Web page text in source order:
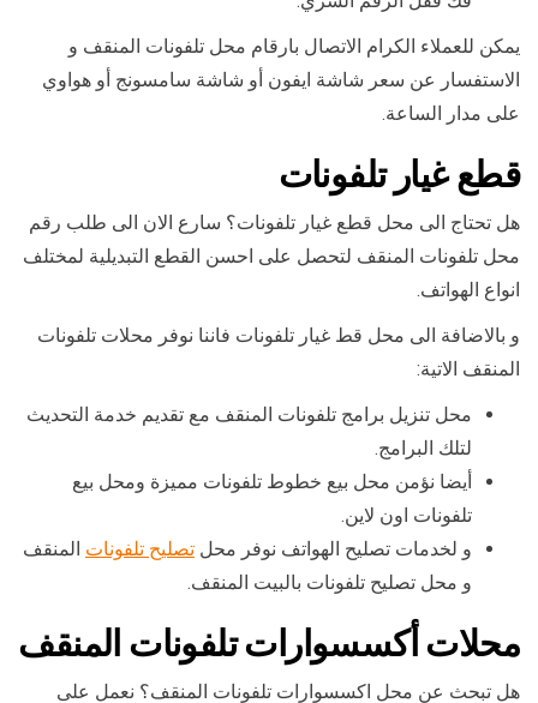
يمكن للعملاء الكرام الاتصال بارقام محل تلفونات المنقف و
الاستفسار عن سعر شاشة ايفون أو شاشة سامسونج أو هواوي
على مدار الساعة.
قطع غيار تلفونات
هل تحتاج الى محل قطع غيار تلفونات؟ سارع الان الى طلب رقم
محل تلفونات المنقف لتحصل على احسن القطع التبديلية لمختلف
انواع الهواتف.
و بالاضافة الى محل قط غيار تلفونات فاننا نوفر محلات تلفونات
المنقف الاتية:
محل تنزيل برامج تلفونات المنقف مع تقديم خدمة التحديث
لتلك البرامج.
أيضا نؤمن محل بيع خطوط تلفونات مميزة ومحل بيع
تلفونات اون لاين.
و لخدمات تصليح الهواتف نوفر محل تصليح تلفونات المنقف
و محل تصليح تلفونات بالبيت المنقف.
محلات أكسسوارات تلفونات المنقف
هل تبحث عن محل اكسسوارات تلفونات المنقف؟ نعمل على